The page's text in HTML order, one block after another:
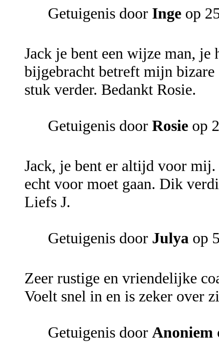
Getuigenis door Inge op
Jack je bent een wijze man,
bijgebracht betreft mijn
stuk verder. Bedankt Rosie.
Getuigenis door Rosie op
Jack, je bent er altijd voor
echt voor moet gaan. Dik
Liefs J.
Getuigenis door Julya op
Zeer rustige en vriendelijke
Voelt snel in en is zeker over
Getuigenis door Anoniem